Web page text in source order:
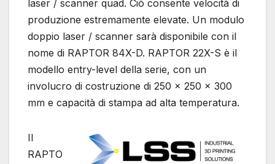
laser / scanner quad. Ciò consente velocità di
produzione estremamente elevate. Un modulo
doppio laser / scanner sarà disponibile con il
nome di RAPTOR 84X-D. RAPTOR 22X-S è il
modello entry-level della serie, con un
involucro di costruzione di 250 x 250 x 300
mm e capacità di stampa ad alta temperatura.
Il
RAPTO